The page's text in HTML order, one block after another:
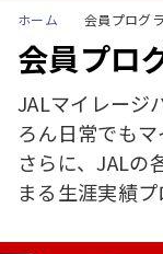
台風13号の影
について（国
月1日予定）お
（2026年9月1
会員ログイン
するルール変
ホーム 会員プログ
会員プロ
JALマイレージ
ろん日常でもマ
さらに、JALの
まる生涯実績プ